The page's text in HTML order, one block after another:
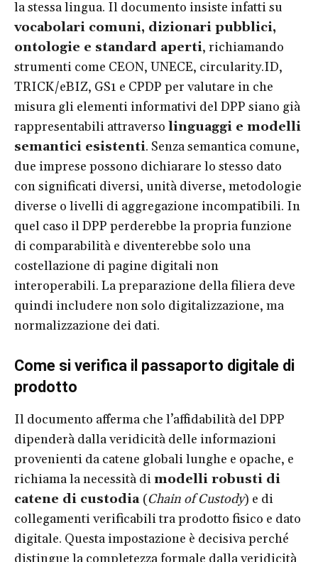
la stessa lingua. Il documento insiste infatti su
vocabolari comuni, dizionari pubblici,
ontologie e standard aperti, richiamando
strumenti come CEON, UNECE, circularity.ID,
TRICK/eBIZ, GS1 e CPDP per valutare in che
misura gli elementi informativi del DPP siano già
rappresentabili attraverso linguaggi e modelli
semantici esistenti. Senza semantica comune,
due imprese possono dichiarare lo stesso dato
con significati diversi, unità diverse, metodologie
diverse o livelli di aggregazione incompatibili. In
quel caso il DPP perderebbe la propria funzione
di comparabilità e diventerebbe solo una
costellazione di pagine digitali non
interoperabili. La preparazione della filiera deve
quindi includere non solo digitalizzazione, ma
normalizzazione dei dati.
Come si verifica il passaporto digitale di
prodotto
Il documento afferma che l’affidabilità del DPP
dipenderà dalla veridicità delle informazioni
provenienti da catene globali lunghe e opache, e
richiama la necessità dimodelli robusti di
catene di custodia (Chain of Custody) e di
collegamenti verificabili tra prodotto fisico e dato
digitale. Questa impostazione è decisiva perché